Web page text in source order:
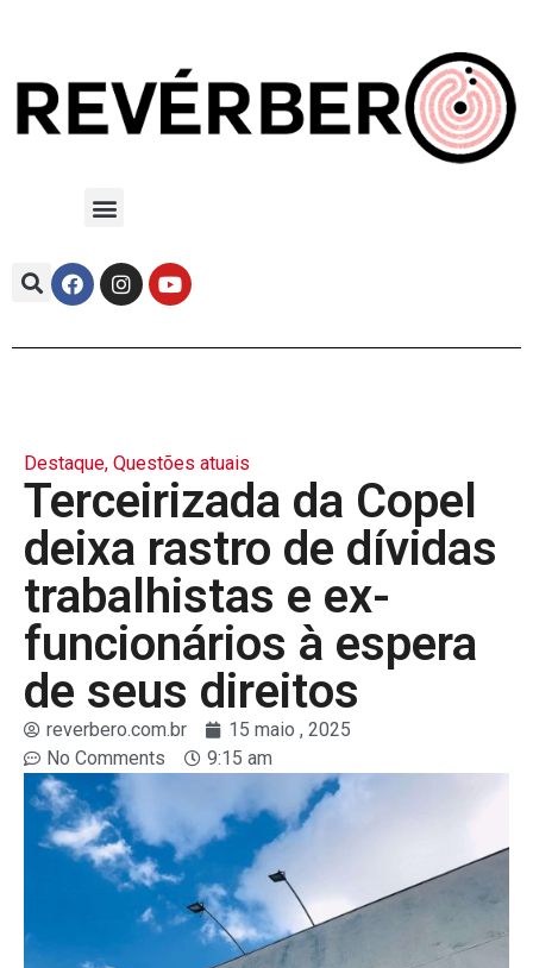
Destaque, Questões atuais
Terceirizada da Copel
deixa rastro de dívidas
trabalhistas e ex-
funcionários à espera
de seus direitos
reverbero.com.br
15 maio , 2025
No Comments
9:15 am